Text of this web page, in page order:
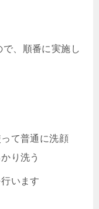
、順番に実施し
て普通に洗顔
り洗う
います